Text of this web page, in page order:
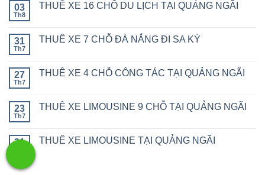
03
Th8
THUÊ XE 16 CHỖ DU LỊCH TẠI QUẢNG NGÃI
31
Th7
THUÊ XE 7 CHỖ ĐÀ NẮNG ĐI SA KỲ
27
Th7
THUÊ XE 4 CHỖ CÔNG TÁC TẠI QUẢNG NGÃI
23
Th7
THUÊ XE LIMOUSINE 9 CHỖ TẠI QUẢNG NGÃI
21 THUÊ XE LIMOUSINE TẠI QUẢNG NGÃI